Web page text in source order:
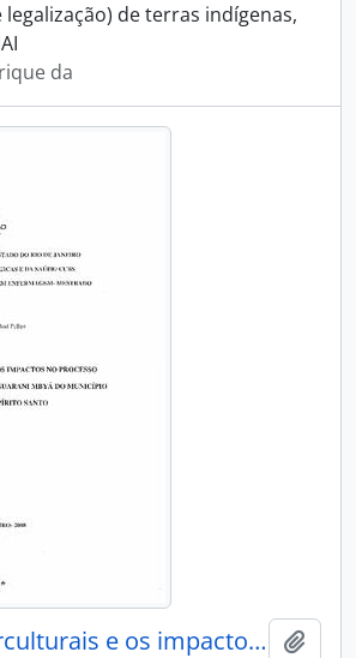
de terras indígenas,
da
Tensoes interculturais e os impactos no processo saúde doença na população Guarani Mbyá do município de Aracruz Espírito Santo